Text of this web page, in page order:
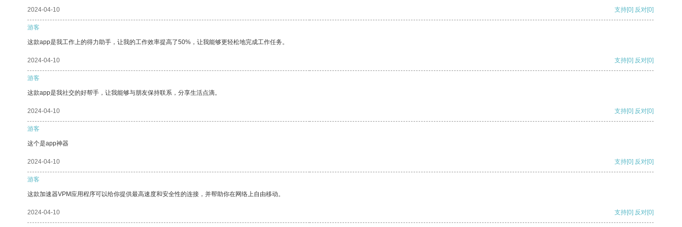
2024-04-10 支持[0] 反对[0]
游客
这款app是我工作上的得力助手，让我的工作效率提高了50%，让我能够更轻松地完成工作任务。
2024-04-10 支持[0] 反对[0]
游客
这款app是我社交的好帮手，让我能够与朋友保持联系，分享生活点滴。
2024-04-10 支持[0] 反对[0]
游客
这个是app神器
2024-04-10 支持[0] 反对[0]
游客
这款加速器VPM应用程序可以给你提供最高速度和安全性的连接，并帮助你在网络上自由移动。
2024-04-10 支持[0] 反对[0]